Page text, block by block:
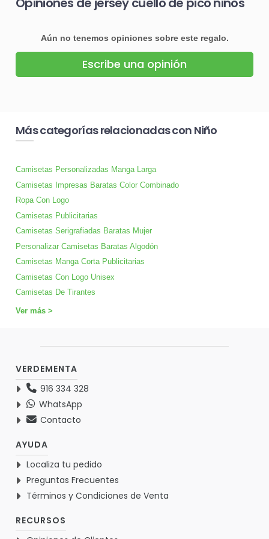
Aún no tenemos opiniones sobre este regalo.
Escribe una opinión
Más categorías relacionadas con Niño
Camisetas Personalizadas Manga Larga
Camisetas Impresas Baratas Color Combinado
Ropa Con Logo
Camisetas Publicitarias
Camisetas Serigrafiadas Baratas Mujer
Personalizar Camisetas Baratas Algodón
Camisetas Manga Corta Publicitarias
Camisetas Con Logo Unisex
Camisetas De Tirantes
Ver más >
VERDEMENTA
916 334 328
WhatsApp
Contacto
AYUDA
Localiza tu pedido
Preguntas Frecuentes
Términos y Condiciones de Venta
RECURSOS